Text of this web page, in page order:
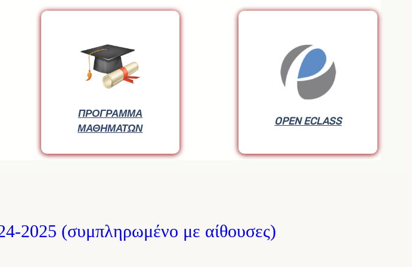
ΠΡΟΓΡΑΜΜΑ
ΜΑΘΗΜΑΤΩΝ
OPEN ECLASS
ΠΡΟΓΡΑΜΜΑ
ΜΑΘΗΜΑΤΩΝ
OPEN ECLASS
2025 (συμπληρωμένο με αίθουσες)